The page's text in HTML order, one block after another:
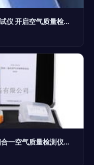
总代理COM 3010pro矿石负离子测试仪 开启空气质量检测新篇章
智能护家，一机千里——全新上市四合一空气质量检测仪全解析